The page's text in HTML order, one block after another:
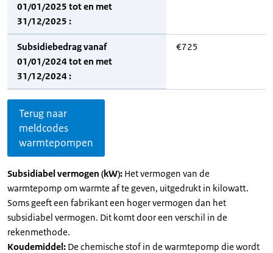
01/01/2025 tot en met
31/12/2025 :
Subsidiebedrag vanaf
01/01/2024 tot en met
31/12/2024 :
€725
Terug naar
meldcodes
warmtepompen
Subsidiabel vermogen (kW): Het vermogen van de
warmtepomp om warmte af te geven, uitgedrukt in kilowatt.
Soms geeft een fabrikant een hoger vermogen dan het
subsidiabel vermogen. Dit komt door een verschil in de
rekenmethode.
Koudemiddel: De chemische stof in de warmtepomp die wordt